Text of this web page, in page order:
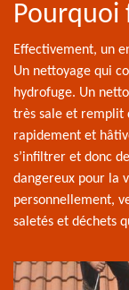
Pourquoi
Effectivement, un
Un nettoyage qui
hydrofuge. Un
très sale et remplit
rapidement et
s’infiltrer et donc
dangereux pour la
personnellement,
saletés et déchets